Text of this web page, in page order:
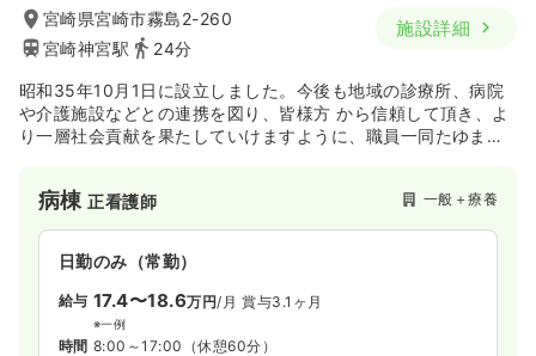
宮崎県宮崎市霧島2-260
宮崎神宮駅
24分
施設詳細
昭和35年10月1日に設立しました。今後も地域の診療所、病院
や介護施設などとの連携を図り、皆様方 から信頼して頂き、よ
り一層社会貢献を果たしていけますように、職員一同たゆまぬ
病棟正看護師 一般＋療養
日勤のみ（常勤）
給与 17.4〜18.6万円/月 賞与3.1ヶ月
※一例
時間 8:00～17:00 （休憩60分）